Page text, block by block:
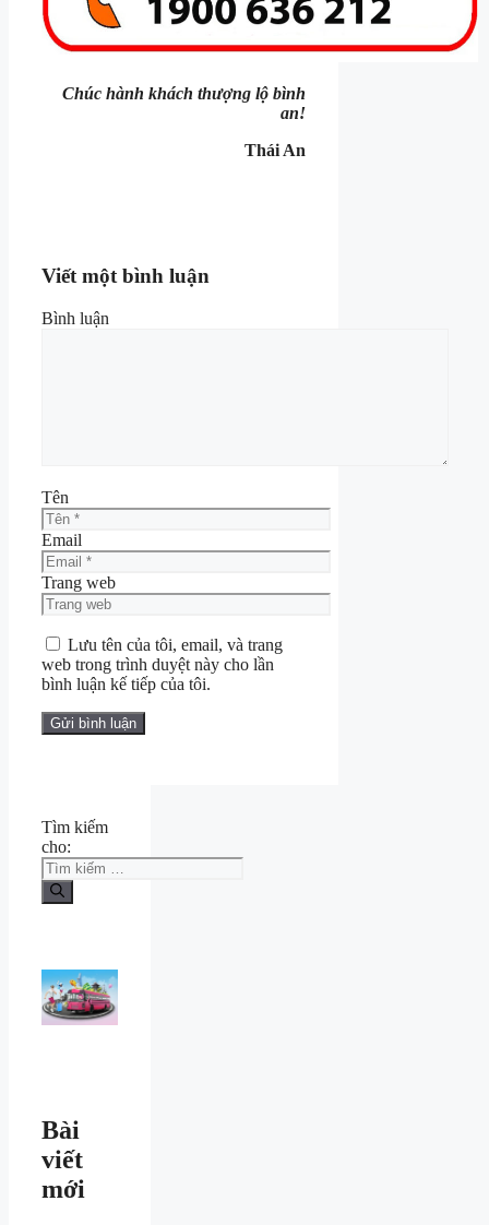
Chúc hành khách thượng lộ bình
an!
Thái An
Viết một bình luận
Bình luận
Tên
Email
Trang web
Lưu tên của tôi, email, và trang
web trong trình duyệt này cho lần
bình luận kế tiếp của tôi.
Tìm kiếm
cho:
Bài
viết
mới